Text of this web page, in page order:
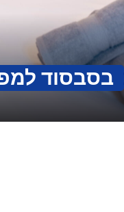
בסבסוד